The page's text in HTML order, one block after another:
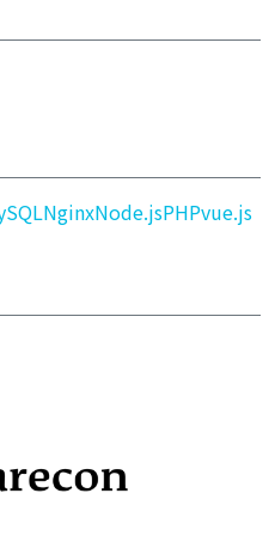
NginxNode.jsPHPvue.js